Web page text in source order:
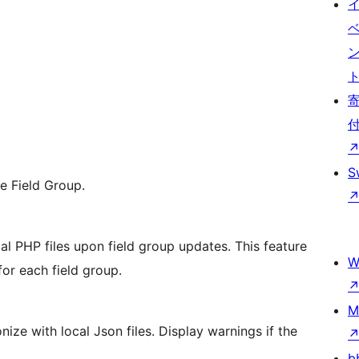
Field Group.
PHP files upon field group updates. This feature
each field group.
with local Json files. Display warnings if the
↗
↗
↗
↗